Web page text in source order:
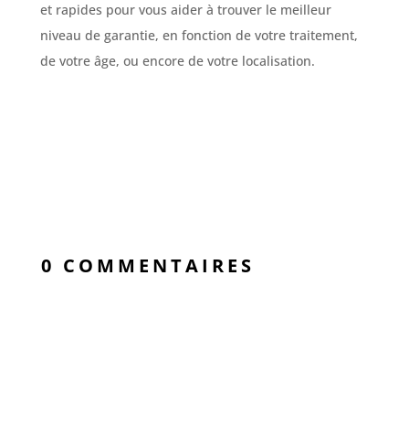
et rapides pour vous aider à trouver le meilleur
niveau de garantie, en fonction de votre traitement,
de votre âge, ou encore de votre localisation.
0 COMMENTAIRES